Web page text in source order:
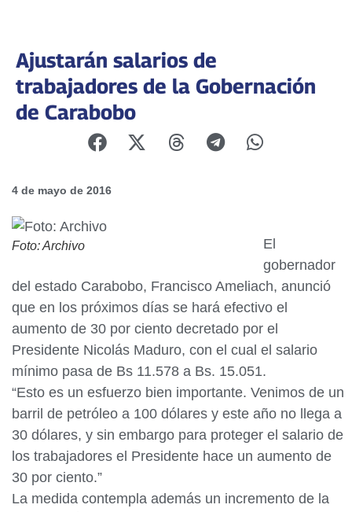
Ajustarán salarios de
trabajadores de la Gobernación
de Carabobo
4 de mayo de 2016
Foto: Archivo
El
gobernador
del estado Carabobo, Francisco Ameliach, anunció
que en los próximos días se hará efectivo el
aumento de 30 por ciento decretado por el
Presidente Nicolás Maduro, con el cual el salario
mínimo pasa de Bs 11.578 a Bs. 15.051.
“Esto es un esfuerzo bien importante. Venimos de un
barril de petróleo a 100 dólares y este año no llega a
30 dólares, y sin embargo para proteger el salario de
los trabajadores el Presidente hace un aumento de
30 por ciento.”
La medida contempla además un incremento de la